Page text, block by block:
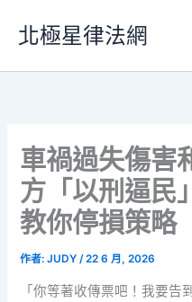
要
北極星律法網
車禍過失傷害
方「以刑逼民
教你停損策略
作者:JUDY/22 6 月, 2026
「你等著收傳票吧！我要告